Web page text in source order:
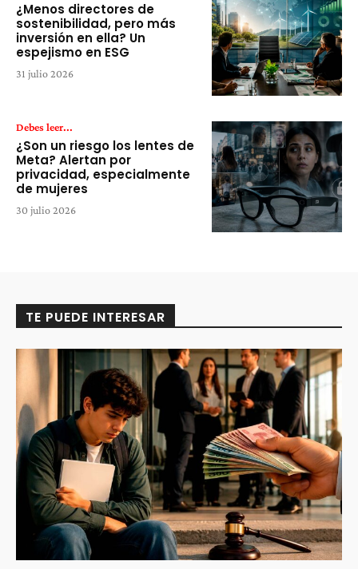
¿Menos directores de
sostenibilidad, pero más
inversión en ella? Un
espejismo en ESG
31 julio 2026
Debes leer...
¿Son un riesgo los lentes de
Meta? Alertan por
privacidad, especialmente
de mujeres
30 julio 2026
TE PUEDE INTERESAR